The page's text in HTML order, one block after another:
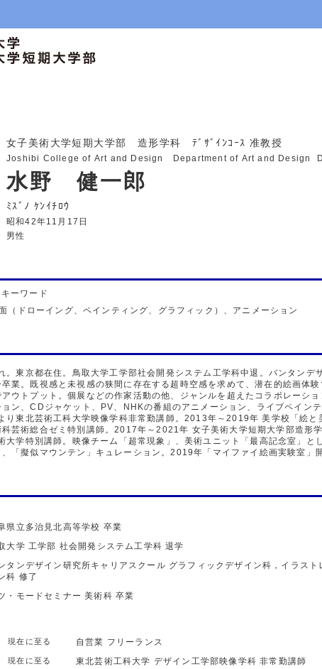
女子美術大学短期大学部 造形学科 ﾃﾞｻﾞｲﾝｺｰｽ 准教授
Joshibi College of Art and Design Department of Art and Design
水野 健一郎
ﾐｽﾞﾉ ｹﾝｲﾁﾛｳ
昭和42年11月17日
男性
ーワード
（ドローイング、ペインティング、グラフィック）、アニメーション
。東京都在住。鳥取大学工学部社会開発システム工学科中退。バンタンデ
業。既視感と未視感の狭間に存在する超時空感を求めて、潜在的絵画体
ウトプット。個展などの作家活動の他、ジャンルを超えたコラボレーシ
ン、CDジャケット、PV、NHKの番組のアニメーション、ライブペイン
り東北芸術工科大学映像学科非常勤講師。2013年～2019年 美学校「絵
芸術総合ゼミ特別講師。2017年～2021年 女子美術大学短期大学部造形
大学特別講師。映像チーム「超常現象」、美術ユニット「最高記念室」と
「擬似マウンテン」キュレーション。2019年「マイファイ絵画実験室」
県立多治見北高等学校 卒業
大学 工学部 社会開発システム工学科退学
タンデザイン研究所キャリアスクール グラフィックデザイン科，イラス
科 修了
・モードセミナー美術科卒業
現在に至る 自営業 フリーランス
現在に至る 東北芸術工科大学 デザイン工学部映像学科非常勤講師